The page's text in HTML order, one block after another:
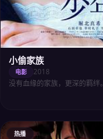
小偷家族
电影
2018
没有血缘的家族，更深的羁绊。
热播